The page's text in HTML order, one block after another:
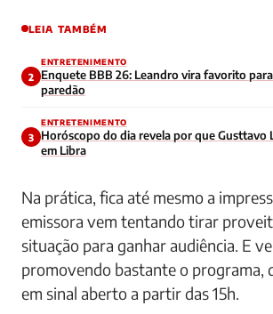
LEIA TAMBÉM
2
ENTRETENIMENTO
Enquete BBB 26: Leandro vira favorito para
paredão
3
ENTRETENIMENTO
Horóscopo do dia revela por que Gusttavo
em Libra
Na prática, fica até mesmo a
emissora vem tentando tirar
situação para ganhar audiência. E
promovendo bastante o programa,
em sinal aberto a partir das 15h.